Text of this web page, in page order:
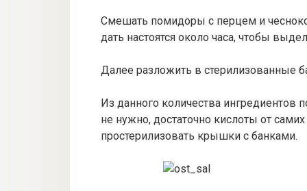
Смешать помидоры с перцем и
дать настоятся около часа, чтобы
Далее разложить в стерилизованные
Из данного количества ингредиентов
не нужно, достаточно кислоты от
простерилизовать крышки с банками.